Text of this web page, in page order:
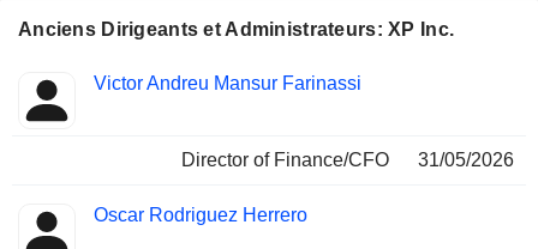
Anciens Dirigeants et Administrateurs: XP Inc.
Insider
Fonctions
Victor Andreu Mansur Farinassi
Director of Finance/CFO 31/05/2026
Oscar Rodriguez Herrero
internationaux, l’assurance-vie, le marché des changes (FX)